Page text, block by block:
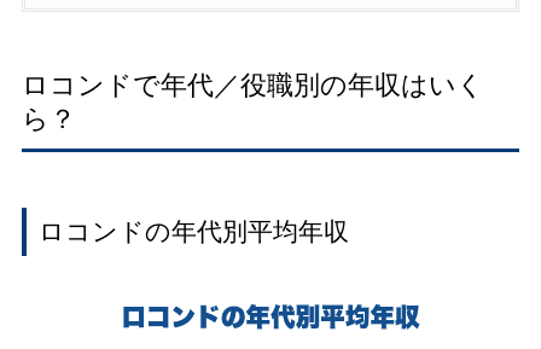
ロコンドで年代／役職別の年収はいく
ら？
ロコンドの年代別平均年収